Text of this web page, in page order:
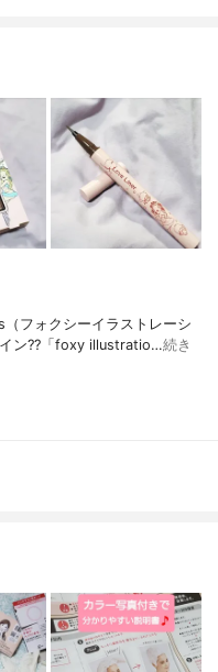
フォクシーイラストレーシ
ン??「foxy illustratio…続き